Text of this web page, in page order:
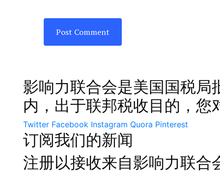
影响力联合会是美国国税局
内，出于联邦税收目的，
Twitter Facebook Instagram Quora Pinterest
订阅我们的新闻​
注册以接收来自影响力联合